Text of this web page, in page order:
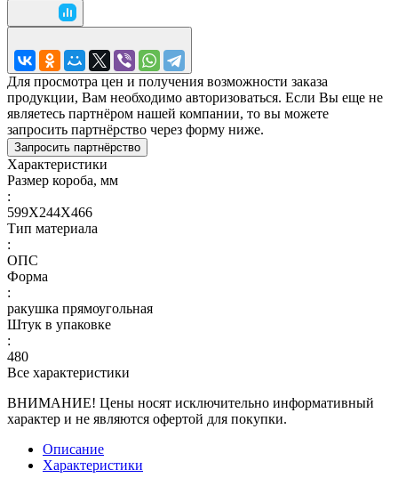
Для просмотра цен и получения возможности заказа
продукции, Вам необходимо авторизоваться. Если Вы еще не
являетесь партнёром нашей компании, то вы можете
запросить партнёрство через форму ниже.
Запросить партнёрство
Характеристики
Размер короба, мм
:
599Х244Х466
Тип материала
:
ОПС
Форма
:
ракушка прямоугольная
Штук в упаковке
:
480
Все характеристики
ВНИМАНИЕ! Цены носят исключительно информативный
характер и не являются офертой для покупки.
Описание
Характеристики